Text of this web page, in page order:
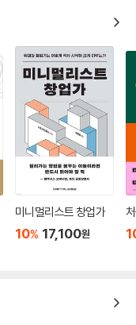
미니멀리스트 창업가
10% 17,100원